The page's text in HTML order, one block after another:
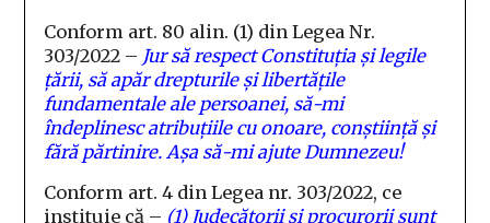
Conform art. 80 alin. (1) din Legea Nr.
303/2022 – Jur să respect Constituția și legile
țării, să apăr drepturile și libertățile
fundamentale ale persoanei, să-mi
îndeplinesc atribuțiile cu onoare, conștiință și
fără părtinire. Așa să-mi ajute Dumnezeu!
Conform art. 4 din Legea nr. 303/2022, ce
instituie că – (1) Judecătorii și procurorii sunt